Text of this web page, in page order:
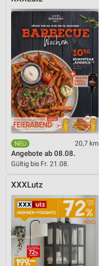
20,7 km
Angebote ab 08.08.
Gültig bis Fr. 21.08.
XXXLutz